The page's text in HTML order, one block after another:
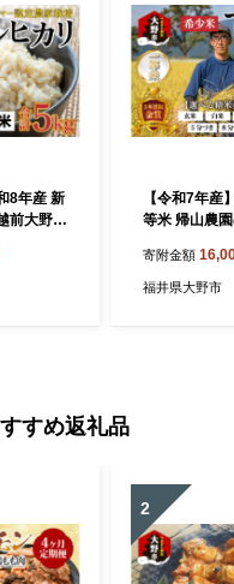
8年産 新
前大野産
）【20
送】
【令和7年産
等米 帰山農
寄附金額
福井県大野市
すめ返礼品
2